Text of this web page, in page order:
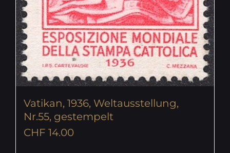
Vatikan, 1936, Weltausstellung,
Nr.55, gestempelt
CHF 14.00